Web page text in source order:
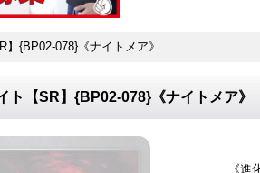
{BP02-078}《ナイトメア》
ト【SR】{BP02-078}《ナイトメア》
《進